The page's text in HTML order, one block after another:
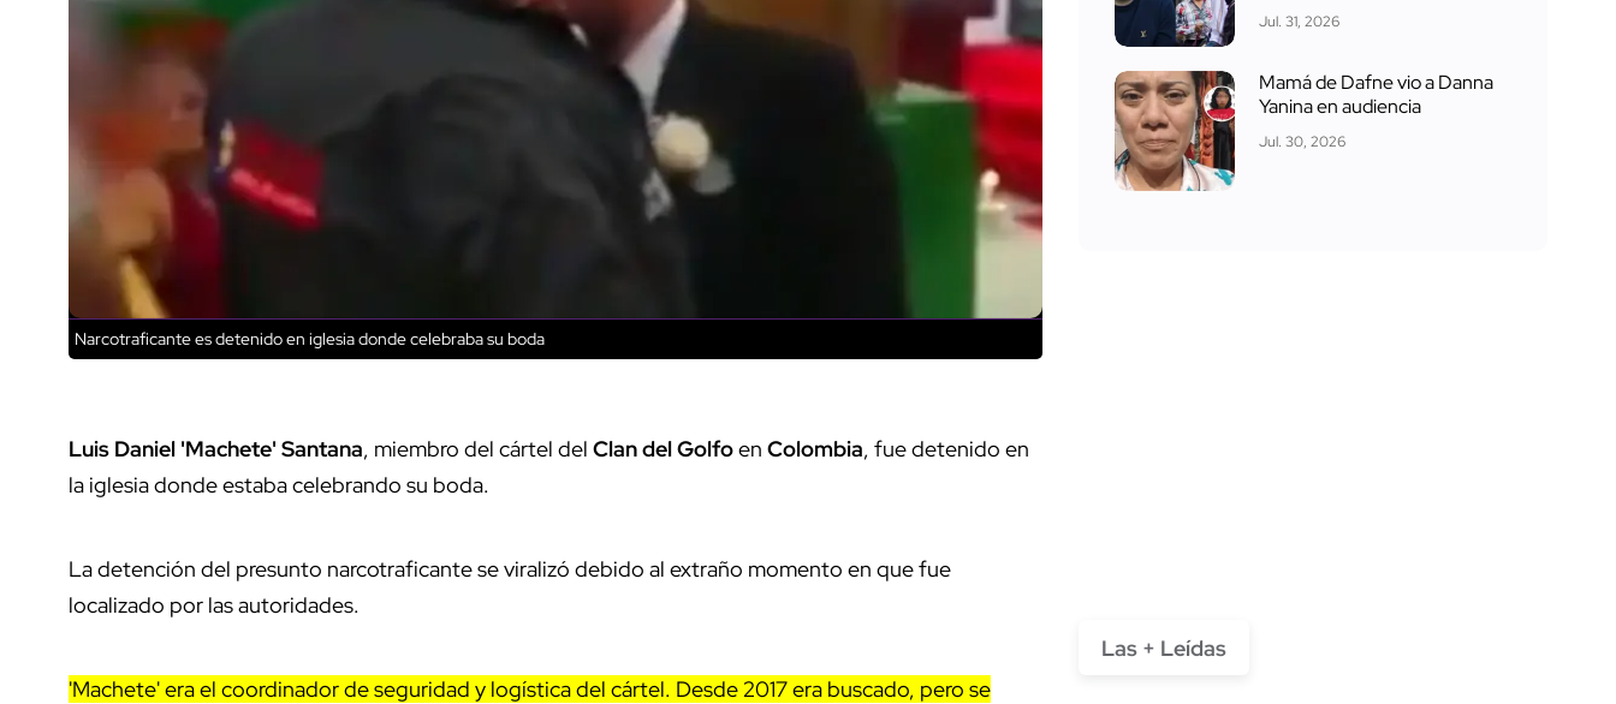
Narcotraficante es detenido en iglesia donde celebraba su boda
Luis Daniel 'Machete' Santana, miembro del cártel del Clan del Golfoen Colombia, fue detenido en
la iglesia donde estaba celebrando su boda.
La detención del presunto narcotraficante se viralizó debido al extraño momento en que fue
localizado por las autoridades.
'Machete' era el coordinador de seguridad y logística del cártel. Desde 2017 era buscado, pero se
Jul. 31, 2026
Mamá de Dafne vio a Danna
Yanina en audiencia
Jul. 30, 2026
Las + Leídas